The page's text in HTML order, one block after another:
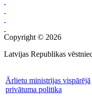
Copyright © 2026
Latvijas Republikas
Ārlietu ministrijas vispārējā
privātuma politika